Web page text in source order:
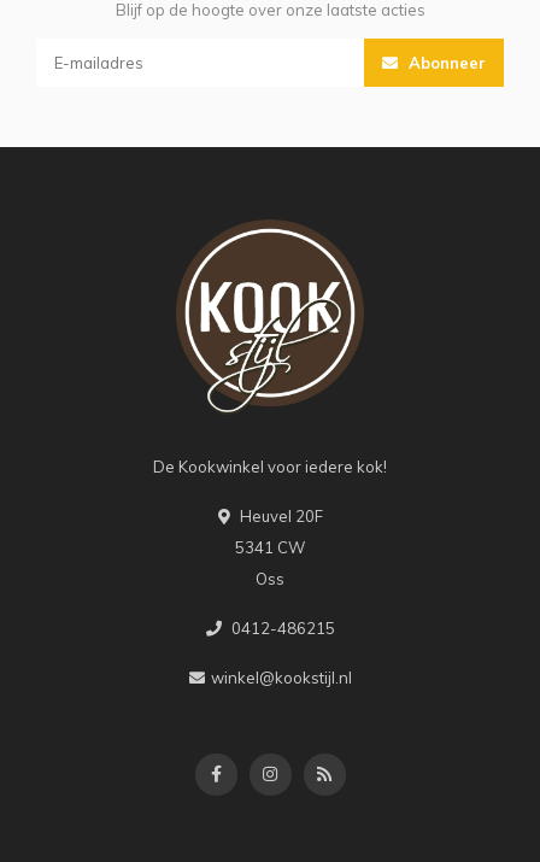
Blijf op de hoogte over onze laatste acties
Abonneer
De Kookwinkel voor iedere kok!
Heuvel 20F
5341 CW
Oss
0412-486215
winkel@kookstijl.nl